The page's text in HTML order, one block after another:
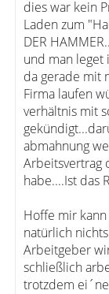
dies war kein
Laden zum
DER
und man leget
da gerade mit
Firma laufen
verhältnis mit
abmahnung
Arbeitsvertrag
habe....Ist das
Hoffe mir
natürlich
Arbeitgeber
schließlich
trotzdem ei´ne